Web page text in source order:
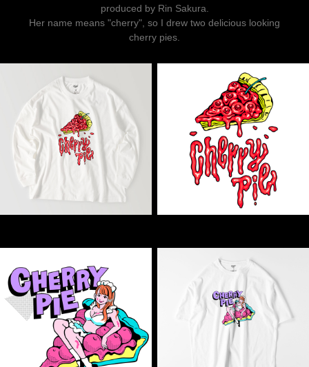
produced by Rin Sakura.
Her name means "cherry", so I drew two delicious looking
cherry pies.